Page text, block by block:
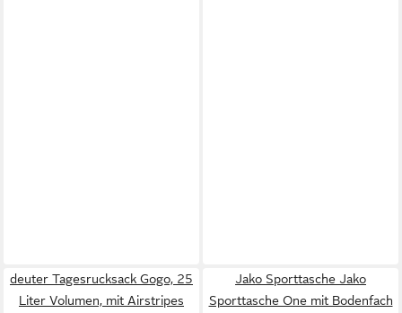
deuter Tagesrucksack Gogo, 25
Liter Volumen, mit Airstripes
Jako Sporttasche Jako
Sporttasche One mit Bodenfach